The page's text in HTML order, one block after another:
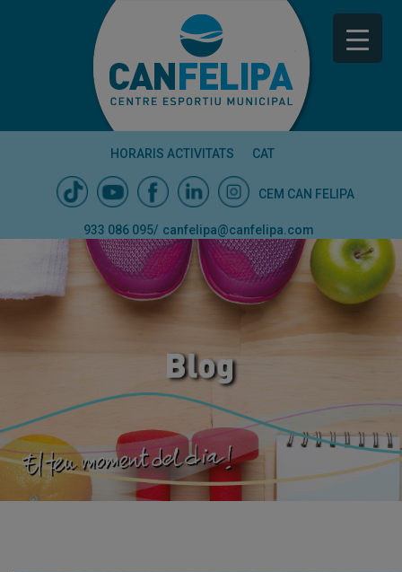
HORARIS ACTIVITATS CAT
CEM CAN FELIPA
933 086 095/ canfelipa@canfelipa.com